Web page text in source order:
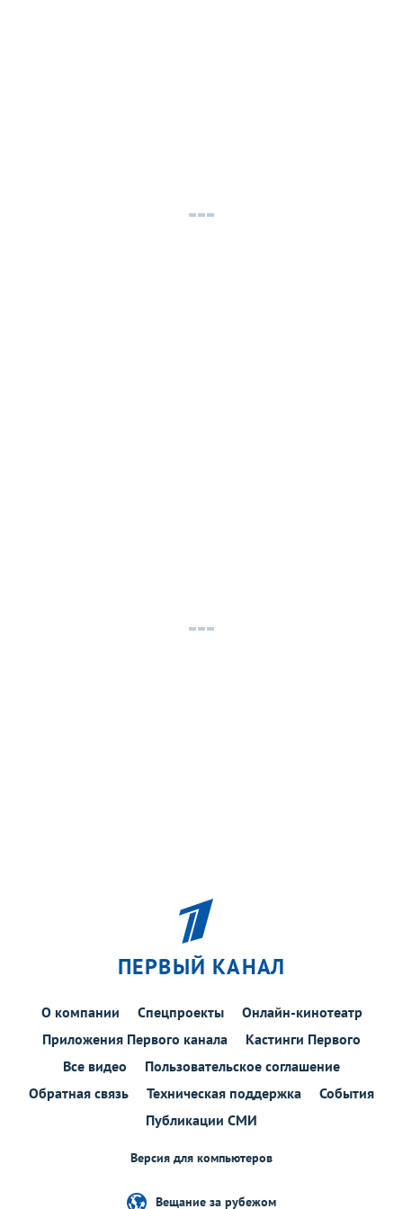
ПЕРВЫЙ КАНАЛ
О компании Спецпроекты
Онлайн-кинотеатр
Приложения Первого канала
Кастинги Первого
Все видео
Пользовательское соглашение
Обратная связь
Техническая поддержка
События
Публикации СМИ
Версия для компьютеров
Вещание за рубежом